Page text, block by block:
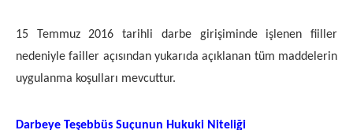
15 Temmuz 2016 tarihli darbe girişiminde işlenen fiiller
nedeniyle failler açısından yukarıda açıklanan tüm maddelerin
uygulanma koşulları mevcuttur.
Darbeye Teşebbüs Suçunun Hukuki Niteliği